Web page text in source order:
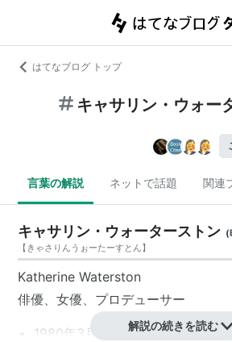
はてなブログ トップ
キャサリン・ウォー
言葉の解説 ネットで話題 関連
キャサリン・ウォーターストン (
【きゃさりんうぉーたーすとん】
Katherine Waterston
俳優、女優、プロデューサー
1980年3月3日、イギリス／イン
解説の続きを読む